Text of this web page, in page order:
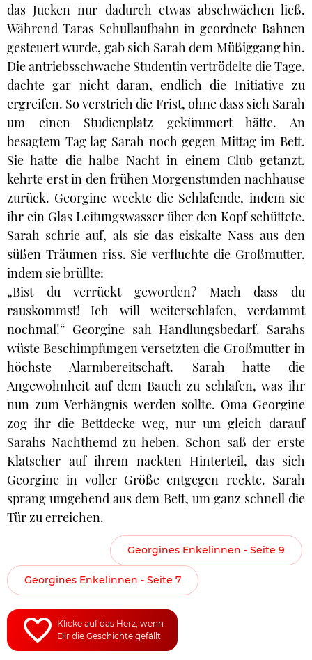
das Jucken nur dadurch etwas abschwächen ließ.
Während Taras Schullaufbahn in geordnete Bahnen
gesteuert wurde, gab sich Sarah dem Müßiggang hin.
Die antriebsschwache Studentin vertrödelte die Tage,
dachte gar nicht daran, endlich die Initiative zu
ergreifen. So verstrich die Frist, ohne dass sich Sarah
um einen Studienplatz gekümmert hätte. An
besagtem Tag lag Sarah noch gegen Mittag im Bett.
Sie hatte die halbe Nacht in einem Club getanzt,
kehrte erst in den frühen Morgenstunden nachhause
zurück. Georgine weckte die Schlafende, indem sie
ihr ein Glas Leitungswasser über den Kopf schüttete.
Sarah schrie auf, als sie das eiskalte Nass aus den
süßen Träumen riss. Sie verfluchte die Großmutter,
indem sie brüllte:
„Bist du verrückt geworden? Mach dass du
rauskommst! Ich will weiterschlafen, verdammt
nochmal!“ Georgine sah Handlungsbedarf. Sarahs
wüste Beschimpfungen versetzten die Großmutter in
höchste Alarmbereitschaft. Sarah hatte die
Angewohnheit auf dem Bauch zu schlafen, was ihr
nun zum Verhängnis werden sollte. Oma Georgine
zog ihr die Bettdecke weg, nur um gleich darauf
Sarahs Nachthemd zu heben. Schon saß der erste
Klatscher auf ihrem nackten Hinterteil, das sich
Georgine in voller Größe entgegen reckte. Sarah
sprang umgehend aus dem Bett, um ganz schnell die
Tür zu erreichen.
Georgines Enkelinnen - Seite 9
Georgines Enkelinnen - Seite 7
Klicke auf das Herz, wenn
Dir die Geschichte gefällt